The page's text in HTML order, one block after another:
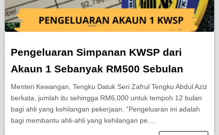
Pendidikan
Pengeluaran Simpanan KWSP dari
Akaun 1 Sebanyak RM500 Sebulan
Menteri Kewangan, Tengku Datuk Seri Zafrul Tengku Abdul Aziz
berkata, jumlah itu sehingga RM6,000 untuk tempoh 12 bulan
bagi ahli yang kehilangan pekerjaan. “Pengeluaran ini adalah
bagi membantu ahli-ahli yang kehilangan pe…